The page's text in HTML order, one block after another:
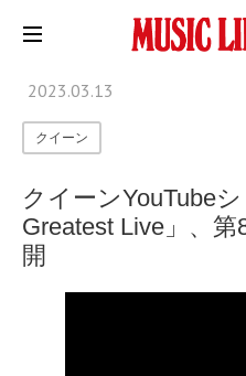
2023.03.13
クイーン
クイーンYouTube
Greatest Live」、
開